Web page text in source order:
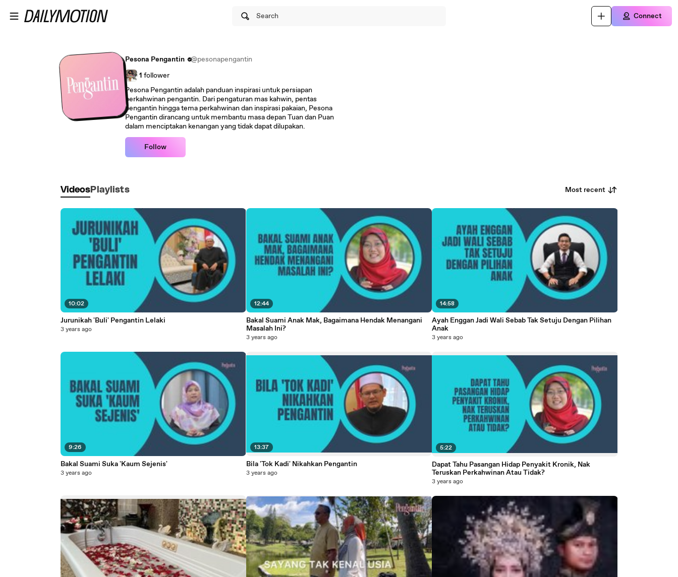
Search Connect
Pesona Pengantin
@pesonapengantin
1 follower
Pesona Pengantin adalah panduan inspirasi untuk persiapan
perkahwinan pengantin. Dari pengaturan mas kahwin, pentas
pengantin hingga tema perkahwinan dan inspirasi pakaian, Pesona
Pengantin dirancang untuk membantu masa depan Tuan dan Puan
dalam menciptakan kenangan yang tidak dapat dilupakan.
Follow
Videos Playlists Most recent
10:02
Jurunikah 'Buli' Pengantin Lelaki
3 years ago
9:26
Bakal Suami Suka 'Kaum Sejenis'
3 years ago
12:44
Bakal Suami Anak Mak, Bagaimana Hendak Menangani
Masalah Ini?
3 years ago
13:37
Bila 'Tok Kadi' Nikahkan Pengantin
3 years ago
14:58
Ayah Enggan Jadi Wali Sebab Tak Setuju Dengan Pilihan
Anak
3 years ago
5:22
Dapat Tahu Pasangan Hidap Penyakit Kronik, Nak
Teruskan Perkahwinan Atau Tidak?
3 years ago